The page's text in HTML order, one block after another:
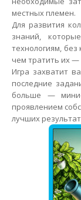
местных племен.
Для развития
знаний,
технологиям,
чем тратить их
Игра захватит
последние
больше —
проявлением
лучших